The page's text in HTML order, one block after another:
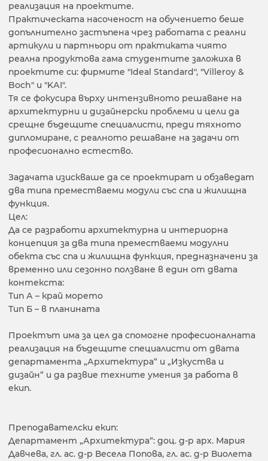
реализация на проектите.
Практическата насоченост на обучението беше
допълнително застъпена чрез работата с реални
артикули и партньори от практиката чиято
реална продуктова гама студентите заложиха в
проектите си: фирмите "Ideal Standard", "Villeroy &
Boch" и "KАI".
Тя се фокусира върху интензивното решаване на
архитектурни и дизайнерски проблеми и цели да
срещне бъдещите специалисти, преди тяхното
дипломиране, с реалното решаване на задачи от
професионално естество.
Задачата изискваше да се проектират и обзаведат
два типа преместваеми модули със спа и жилищна
функция.
Цел:
Да се разработи архитектурна и интериорна
концепция за два типа преместваеми модулни
обекта със спа и жилищна функция, предназначени за
временно или сезонно ползване в един от двата
контекста:
Тип А – край морето
Тип Б – в планината
Проектът има за цел да спомогне професионалната
реализация на бъдещите специалисти от двата
департамента „Архитектура“ и „Изкуства и
дизайн“ и да развие техните умения за работа в
екип.
Преподавателски екип:
Департамент „Архитектура“: доц. д-р арх. Мария
Давчева, гл. ас. д-р Весела Попова, гл. ас. д-р Виолета